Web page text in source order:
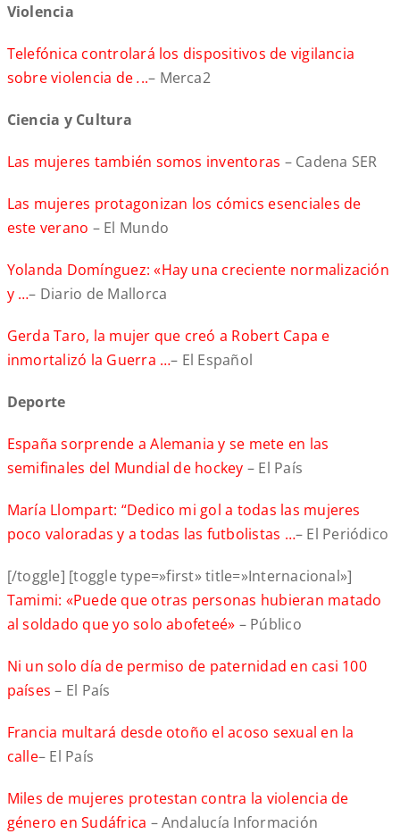
Violencia
Telefónica controlará los dispositivos de vigilancia
sobre violencia de...– Merca2
Ciencia y Cultura
Las mujeres también somos inventoras – Cadena SER
Las mujeres protagonizan los cómics esenciales de
este verano – El Mundo
Yolanda Domínguez: «Hay una creciente normalización
y …– Diario de Mallorca
Gerda Taro, la mujer que creó a Robert Capa e
inmortalizó la Guerra …– El Español
Deporte
España sorprende a Alemania y se mete en las
semifinales del Mundial de hockey – El País
María Llompart: “Dedico mi gol a todas las mujeres
poco valoradas y a todas las futbolistas …– El Periódico
[/toggle] [toggle type=»first» title=»Internacional»]
Tamimi: «Puede que otras personas hubieran matado
al soldado que yo solo abofeteé» – Público
Ni un solo día de permiso de paternidad en casi 100
países – El País
Francia multará desde otoño el acoso sexual en la
calle– El País
Miles de mujeres protestan contra la violencia de
género en Sudáfrica – Andalucía Información